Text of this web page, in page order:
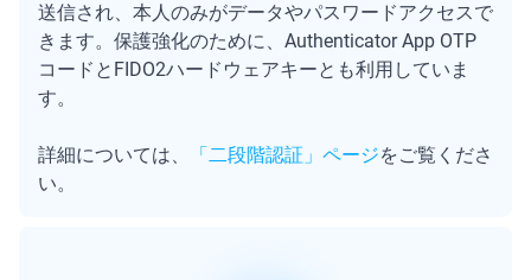
送信され、本人のみがデータやパスワードアクセスで
きます。保護強化のために、Authenticator App OTP
コードとFIDO2ハードウェアキーとも利用していま
す。
詳細については、 「二段階認証」ページをご覧くださ
い。